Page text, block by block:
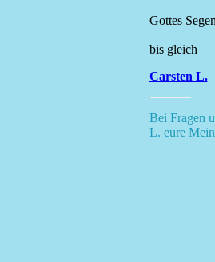
Gottes
bis gleich
Carsten L.
Bei Fragen
L. eure